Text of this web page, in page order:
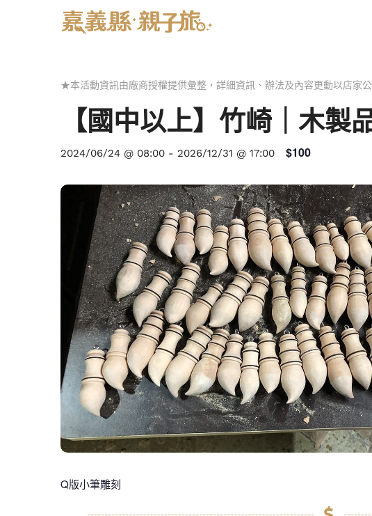
★本活動資訊由廠商授權提供彙整，詳細資訊、辦法及內容更動以店家公
【國中以上】竹崎｜木製
2024/06/24 @ 08:00 - 2026/12/31 @ 17:00 $100
Q版小筆雕刻